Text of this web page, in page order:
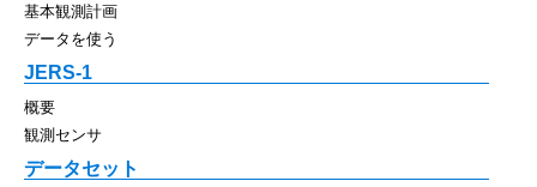
基本観測計画
データを使う
JERS-1
概要
観測センサ
データセット